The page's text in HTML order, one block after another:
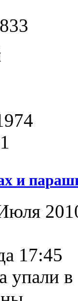
и
17:45
упали